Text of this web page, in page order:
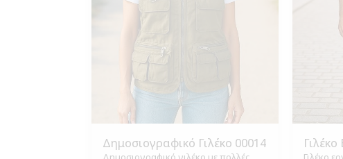
Δημοσιογραφικό Γιλέκο 00014